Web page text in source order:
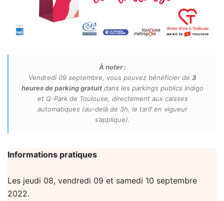
À noter :
Vendredi 09 septembre, vous pouvez bénéficier de 3
heures de parking gratuit dans les parkings publics Indigo
et Q-Park de Toulouse, directement aux caisses
automatiques (au-delà de 3h, le tarif en vigueur
s’applique).
Informations pratiques
Les jeudi 08, vendredi 09 et samedi 10 septembre
2022.